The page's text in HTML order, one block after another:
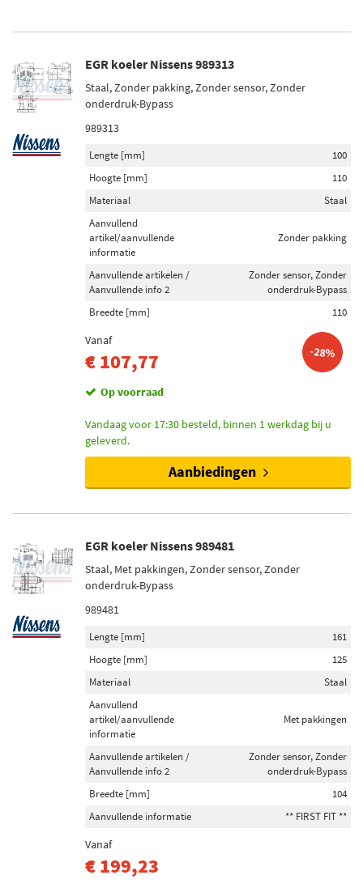
EGR koeler Nissens 989313
Staal, Zonder pakking, Zonder sensor, Zonder
onderdruk-Bypass
989313
Lengte [mm]
100
Hoogte [mm]
110
Materiaal
Staal
Aanvullend
artikel/aanvullende
informatie
Zonder pakking
Aanvullende artikelen /
Aanvullende info 2
Zonder sensor, Zonder
onderdruk-Bypass
Breedte [mm]
110
Vanaf
€ 107,77 -28%
Op voorraad
Vandaag voor 17:30 besteld, binnen 1 werkdag bij u
geleverd.
Aanbiedingen
EGR koeler Nissens 989481
Staal, Met pakkingen, Zonder sensor, Zonder
onderdruk-Bypass
989481
Lengte [mm]
161
Hoogte [mm]
125
Materiaal
Staal
Aanvullend
artikel/aanvullende
informatie
Met pakkingen
Aanvullende artikelen /
Aanvullende info 2
Zonder sensor, Zonder
onderdruk-Bypass
Breedte [mm]
104
Aanvullende informatie
** FIRST FIT **
Vanaf
€ 199,23